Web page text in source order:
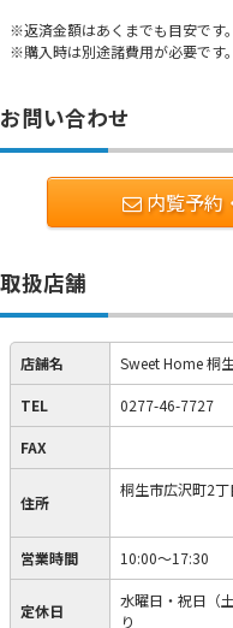
※返済金額はあくまでも目安です。
※購入時は別途諸費用が必要です。
お問い合わせ
内覧予約
取扱店舗
店舗名 Sweet Home 桐
TEL 0277-46-7727
FAX
住所
桐生市広沢町2
営業時間 10:00～17:30
定休日
水曜日・祝日（
り